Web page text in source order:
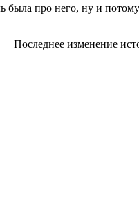
про него, ну и
Последнее изменение